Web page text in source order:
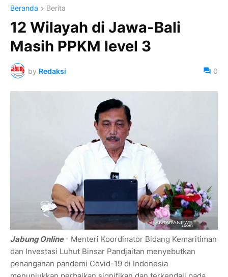
Beranda Berita
12 Wilayah di Jawa-Bali
Masih PPKM level 3
by Redaksi 0
Jabung Online- Menteri Koordinator Bidang Kemaritiman
dan Investasi Luhut Binsar Pandjaitan menyebutkan
penanganan pandemi Covid-19 di Indonesia